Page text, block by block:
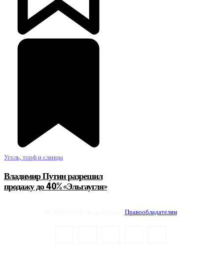
Уголь, торф и сланцы
Владимир Путин разрешил
продажу до 40% «Эльгаугля»
Правообладателям